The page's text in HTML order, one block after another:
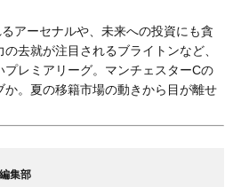
アーセナルや、未来への投資にも貪
去就が注目されるブライトンなど、
レミアリーグ。マンチェスターCの
。夏の移籍市場の動きから目が離せ
集部